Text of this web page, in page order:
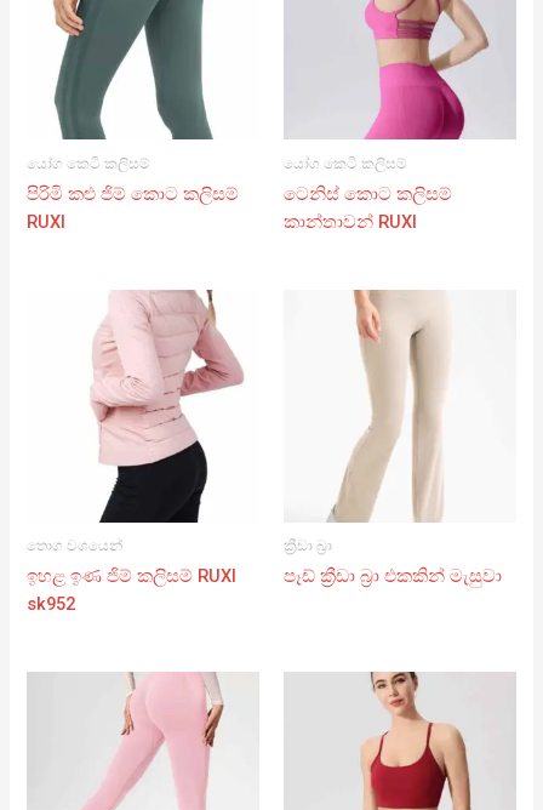
යෝග කෙටි කලිසම්
පිරිමි කළු ජිම් කොට කලිසම්
RUXI
යෝග කෙටි කලිසම්
ටෙනිස් කොට කලිසම්
කාන්තාවන් RUXI
තොග වශයෙන්
ඉහළ ඉණ ජිම් කලිසම් RUXI
sk952
ක්‍රීඩා බ්‍රා
පෑඩ් ක්‍රීඩා බ්‍රා එකකින් මැසුවා